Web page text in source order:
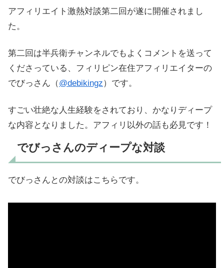
アフィリエイト激熱対談第二回が遂に開催されまし
た。
第二回は半兵衛チャンネルでもよくコメントを送って
くださっている、フィリピン在住アフィリエイターの
でびっさん（@debikingz）です。
すごい壮絶な人生経験をされており、かなりディープ
な内容となりました。アフィリ以外の話も必見です！
でびっさんのディープな対談
でびっさんとの対談はこちらです。